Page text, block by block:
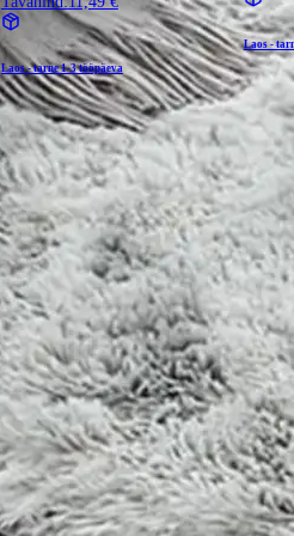
Laos - tarne1-3 tööpäeva
Laos -